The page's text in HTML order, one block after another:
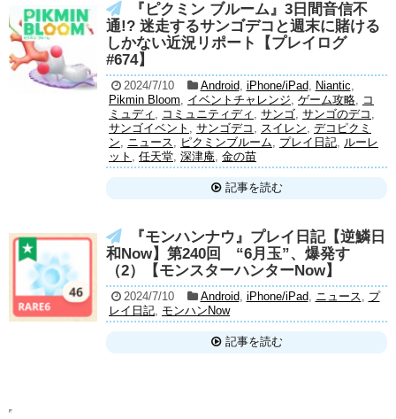
『ピクミン ブルーム』3日間音信不
通!? 迷走するサンゴデコと週末に賭ける
しかない近況リポート【プレイログ
#674】
2024/7/10 Android, iPhone/iPad, Niantic,
Pikmin Bloom, イベントチャレンジ, ゲーム攻略, コ
ミュディ , コミュニティディ , サンゴ, サンゴのデコ ,
サンゴイベント , サンゴデコ , スイレン, デコピクミ
ン, ニュース, ピクミンブルーム, プレイ日記, ルーレ
ット , 任天堂, 深津庵, 金の苗
記事を読む
『モンハンナウ』プレイ日記【逆鱗日
和Now】第240回 “6月玉”、爆発す
（2）【モンスターハンターNow】
2024/7/10 Android, iPhone/iPad, ニュース, プ
レイ日記, モンハンNow
記事を読む